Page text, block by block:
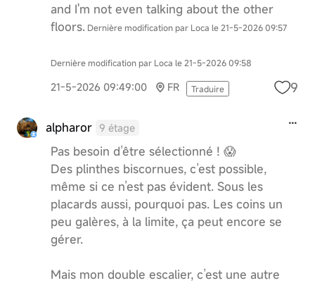
and I'm not even talking about the other
floors. Dernière modification par Loca le 21-5-2026 09:57
Dernière modification par Loca le 21-5-2026 09:58
21-5-2026 09:49:00 FR Traduire 9
alpharor 9 étage
Pas besoin d’être sélectionné ! 😱
Des plinthes biscornues, c’est possible,
même si ce n’est pas évident. Sous les
placards aussi, pourquoi pas. Les coins un
peu galères, à la limite, ça peut encore se
gérer.
Mais mon double escalier, c’est une autre